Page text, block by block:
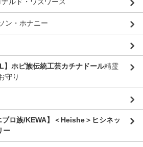
ナルド・ワズワース
ン・ホナニー
】ホピ族伝統工芸カチナドール精霊
守り
ロ族/KEWA】＜Heishe＞ヒシネッ
ー